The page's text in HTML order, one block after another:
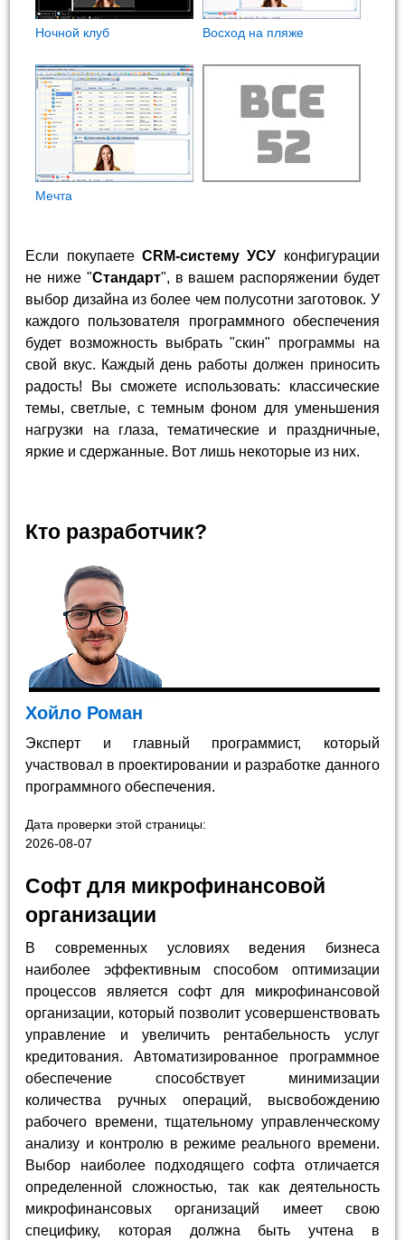
Ночной клуб Восход на пляже
Мечта
Если покупаете CRM-систему УСУ конфигурации
не ниже "Стандарт", в вашем распоряжении будет
выбор дизайна из более чем полусотни заготовок. У
каждого пользователя программного обеспечения
будет возможность выбрать "скин" программы на
свой вкус. Каждый день работы должен приносить
радость! Вы сможете использовать: классические
темы, светлые, с темным фоном для уменьшения
нагрузки на глаза, тематические и праздничные,
яркие и сдержанные. Вот лишь некоторые из них.
Кто разработчик?
Хойло Роман
Эксперт и главный программист, который
участвовал в проектировании и разработке данного
программного обеспечения.
Дата проверки этой страницы:
2026-08-07
Софт для микрофинансовой
организации
В современных условиях ведения бизнеса
наиболее эффективным способом оптимизации
процессов является софт для микрофинансовой
организации, который позволит усовершенствовать
управление и увеличить рентабельность услуг
кредитования. Автоматизированное программное
обеспечение способствует минимизации
количества ручных операций, высвобождению
рабочего времени, тщательному управленческому
анализу и контролю в режиме реального времени.
Выбор наиболее подходящего софта отличается
определенной сложностью, так как деятельность
микрофинансовых организаций имеет свою
специфику, которая должна быть учтена в